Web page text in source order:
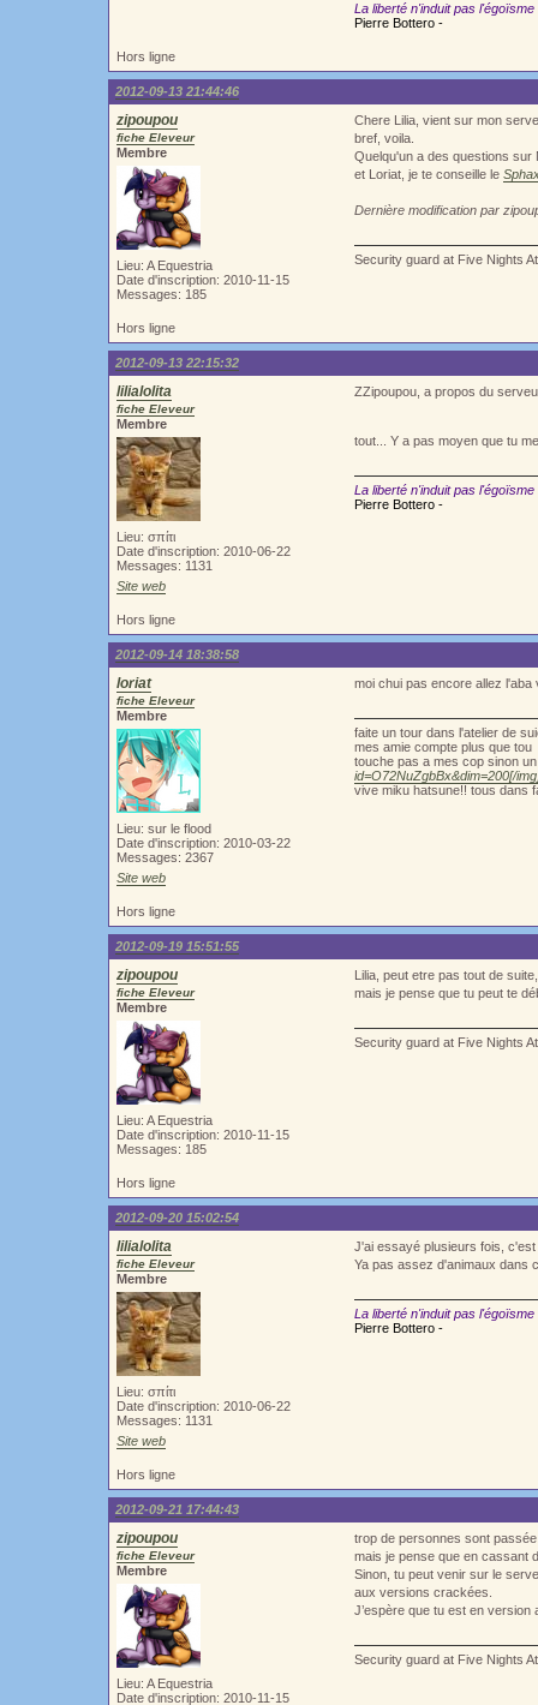
La liberté n'induit pas
Pierre Bottero -
Hors ligne
2012-09-13 21:44:46
zipoupou
fiche Eleveur
Membre
Lieu: A Equestria
Date d'inscription: 2010-11-15
Messages: 185
Chere Lilia, vient sur mon
bref, voila.
Quelqu'un a des questions sur
et Loriat, je te conseille le
Dernière modification par
Security guard at Five Nights
Hors ligne
2012-09-13 22:15:32
lilialolita
fiche Eleveur
Membre
Lieu: σπίτι
Date d'inscription: 2010-06-22
Messages: 1131
Site web
ZZipoupou, a propos du
tout... Y a pas moyen que tu
La liberté n'induit pas
Pierre Bottero -
Hors ligne
2012-09-14 18:38:58
loriat
fiche Eleveur
Membre
Lieu: sur le flood
Date d'inscription: 2010-03-22
Messages: 2367
Site web
moi chui pas encore allez
faite un tour dans l'atelier de
mes amie compte plus que tou
touche pas a mes cop sinon
id=O72NuZgbBx&dim=200[/
vive miku hatsune!! tous dans
Hors ligne
2012-09-19 15:51:55
zipoupou
fiche Eleveur
Membre
Lieu: A Equestria
Date d'inscription: 2010-11-15
Messages: 185
Lilia, peut etre pas tout de
mais je pense que tu peut te
Security guard at Five Nights
Hors ligne
2012-09-20 15:02:54
lilialolita
fiche Eleveur
Membre
Lieu: σπίτι
Date d'inscription: 2010-06-22
Messages: 1131
Site web
J'ai essayé plusieurs fois,
Ya pas assez d'animaux dans
La liberté n'induit pas
Pierre Bottero -
Hors ligne
2012-09-21 17:44:43
zipoupou
fiche Eleveur
Membre
Lieu: A Equestria
Date d'inscription: 2010-11-15
trop de personnes sont
mais je pense que en cassant
Sinon, tu peut venir sur le
aux versions crackées.
J’espère que tu est en version
Security guard at Five Nights